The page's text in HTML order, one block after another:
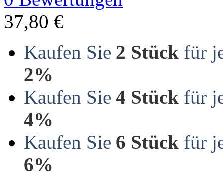
37,80 €
Kaufen Sie 2 Stück für
2%
Kaufen Sie 4 Stück für
4%
Kaufen Sie 6 Stück für
6%